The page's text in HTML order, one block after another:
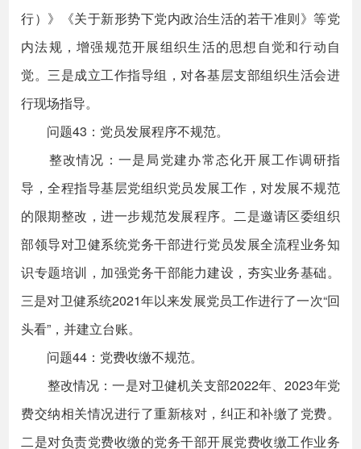
行）》《关于新形势下党内政治生活的若干准则》等党
内法规，增强规范开展组织生活的思想自觉和行动自
觉。三是成立工作指导组，对各基层支部组织生活会进
行现场指导。
问题43：党员发展程序不规范。
整改情况：一是局党建办常态化开展工作调研指
导，全程指导基层党组织党员发展工作，对发展不规范
的限期整改，进一步规范发展程序。二是邀请区委组织
部领导对卫健系统党务干部进行党员发展全流程业务知
识专题培训，加强党务干部能力建设，夯实业务基础。
三是对卫健系统2021年以来发展党员工作进行了一次“回
头看”，并建立台账。
问题44：党费收缴不规范。
整改情况：一是对卫健机关支部2022年、2023年党
费交纳相关情况进行了重新核对，纠正和补缴了党费。
二是对负责党费收缴的党务干部开展党费收缴工作业务